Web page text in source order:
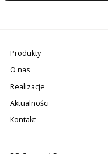
Produkty
O nas
Realizacje
Aktualności
Kontakt